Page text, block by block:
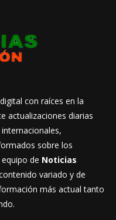
con raíces en la
actualizaciones diarias
sobre los
de Noticias
variado y de
más actual tanto